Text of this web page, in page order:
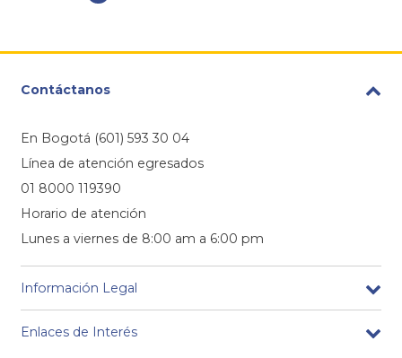
Contáctanos
En Bogotá (601) 593 30 04
Línea de atención egresados
01 8000 119390
Horario de atención
Lunes a viernes de 8:00 am a 6:00 pm
Información Legal
Enlaces de Interés